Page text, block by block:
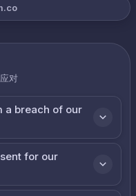
对
a breach of our
for our